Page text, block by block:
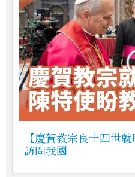
【慶賀教宗良十四世
訪問我國